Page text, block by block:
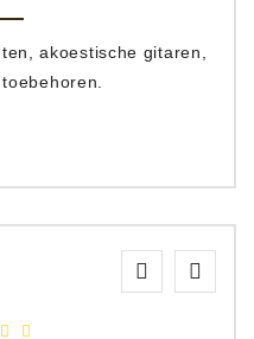
akoestische gitaren,